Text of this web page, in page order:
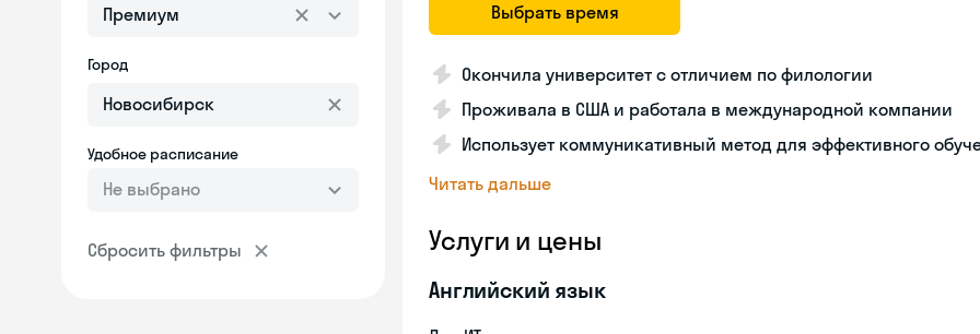
Премиум
Город
Удобное расписание
Не выбрано
Сбросить фильтры
Выбрать время
Окончила университет с отличием по филологии
Проживала в США и работала в международной компании
Использует коммуникативный метод для эффективного
Читать дальше
Услуги и цены
Английский язык